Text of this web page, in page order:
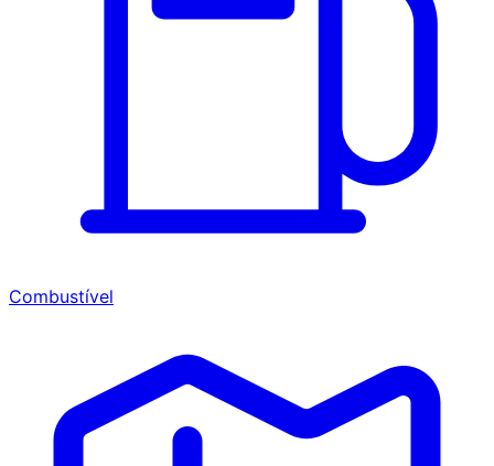
Combustível